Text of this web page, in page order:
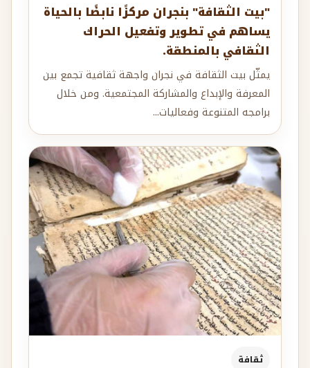
"بيت الثقافة" بنجران مركزًا نابضًا بالحياة
يساهم في تطوير وتفعيل الحراك
الثقافي بالمنطقة.
يمثّل بيت الثقافة في نجران واجهة ثقافية تجمع بين
المعرفة والإبداع والمشاركة المجتمعية. ومن خلال
برامجه المتنوعة وفعاليات...
ثقافة